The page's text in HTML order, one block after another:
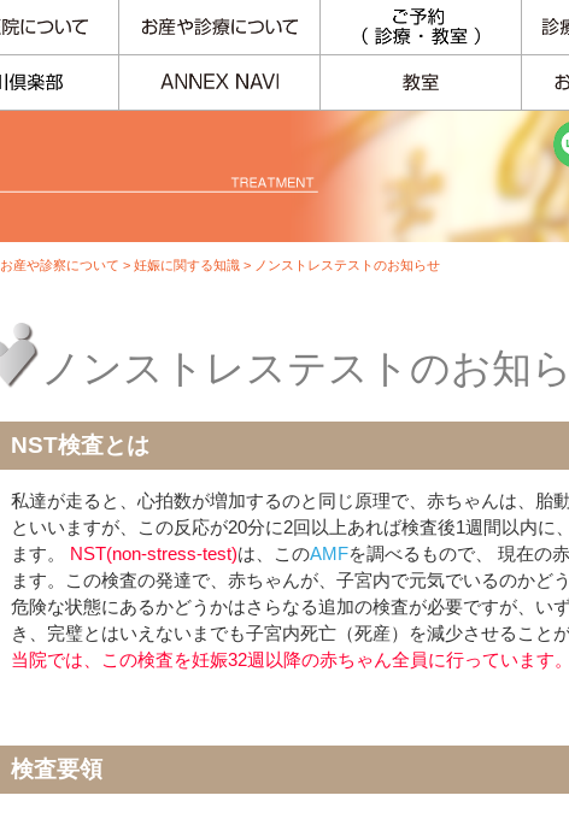
お産や診察について > 妊娠に関する知識 > ノンストレステストのお知らせ
ノンストレステストのお知
NST検査とは
私達が走ると、心拍数が増加するのと同じ原理で、赤ちゃんは、胎
といいますが、この反応が20分に2回以上あれば検査後1週間以内に
ます。 NST(non-stress-test)は、このAMFを調べるもので、 現在の
ます。この検査の発達で、赤ちゃんが、子宮内で元気でいるのかど
危険な状態にあるかどうかはさらなる追加の検査が必要ですが、い
き、完璧とはいえないまでも子宮内死亡（死産）を減少させること
当院では、この検査を妊娠32週以降の赤ちゃん全員に行っています。
検査要領